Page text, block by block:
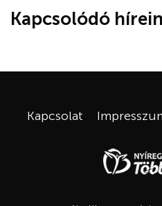
Kapcsolódó
Kapcsolat